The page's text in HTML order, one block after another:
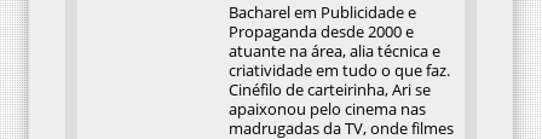
Bacharel em Publicidade e
Propaganda desde 2000 e
atuante na área, alia técnica e
criatividade em tudo o que faz.
Cinéfilo de carteirinha, Ari se
apaixonou pelo cinema nas
madrugadas da TV, onde filmes